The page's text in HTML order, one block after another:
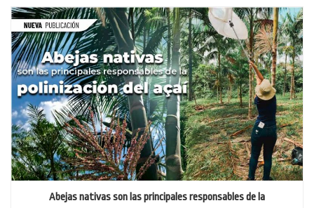
Abejas nativas son las principales responsables de la